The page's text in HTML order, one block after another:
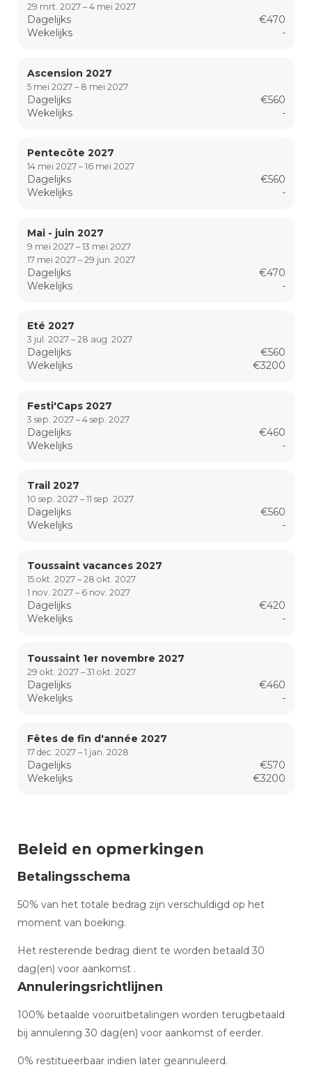
29 mrt. 2027 – 4 mei 2027
Dagelijks
€470
Wekelijks
-
Ascension 2027
5 mei 2027 – 8 mei 2027
Dagelijks
€560
Wekelijks
-
Pentecôte 2027
14 mei 2027 – 16 mei 2027
Dagelijks
€560
Wekelijks
-
Mai - juin 2027
9 mei 2027 – 13 mei 2027
17 mei 2027 – 29 jun. 2027
Dagelijks
€470
Wekelijks
-
Eté 2027
3 jul. 2027 – 28 aug. 2027
Dagelijks
€560
Wekelijks
€3200
Festi'Caps 2027
3 sep. 2027 – 4 sep. 2027
Dagelijks
€460
Wekelijks
-
Trail 2027
10 sep. 2027 – 11 sep. 2027
Dagelijks
€560
Wekelijks
-
Toussaint vacances 2027
15 okt. 2027 – 28 okt. 2027
1 nov. 2027 – 6 nov. 2027
Dagelijks
€420
Wekelijks
-
Toussaint 1er novembre 2027
29 okt. 2027 – 31 okt. 2027
Dagelijks
€460
Wekelijks
-
Fêtes de fin d'année 2027
17 dec. 2027 – 1 jan. 2028
Dagelijks
€570
Wekelijks
€3200
Beleid en opmerkingen
Betalingsschema
50% van het totale bedrag zijn verschuldigd op het
moment van boeking.
Het resterende bedrag dient te worden betaald 30
dag(en) voor aankomst .
Annuleringsrichtlijnen
100% betaalde vooruitbetalingen worden terugbetaald
bij annulering 30 dag(en) voor aankomst of eerder.
0% restitueerbaar indien later geannuleerd.